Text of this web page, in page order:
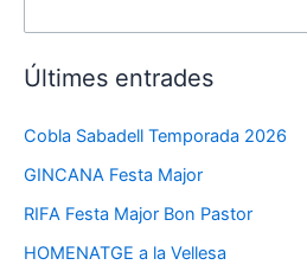
Últimes entrades
Cobla Sabadell Temporada 2026
GINCANA Festa Major
RIFA Festa Major Bon Pastor
HOMENATGE a la Vellesa